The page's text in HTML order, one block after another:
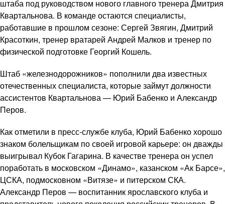
штаба под руководством нового главного тренера Дмитрия
Квартальнова. В команде остаются специалисты,
работавшие в прошлом сезоне: Сергей Звягин, Дмитрий
Красоткин, тренер вратарей Андрей Малков и тренер по
физической подготовке Георгий Кошель.
Штаб «железнодорожников» пополнили два известных
отечественных специалиста, которые займут должности
ассистентов Квартальнова — Юрий Бабенко и Александр
Перов.
Как отметили в пресс-службе клуба, Юрий Бабенко хорошо
знаком болельщикам по своей игровой карьере: он дважды
выигрывал Кубок Гагарина. В качестве тренера он успел
поработать в московском «Динамо», казанском «Ак Барсе»,
ЦСКА, подмосковном «Витязе» и питерском СКА.
Александр Перов — воспитанник ярославского клуба и